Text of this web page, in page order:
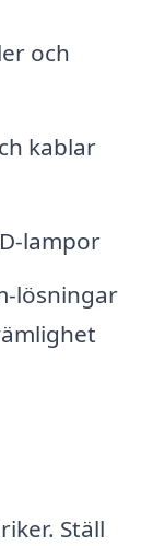
och
kablar
lampor
lösningar
Ställ